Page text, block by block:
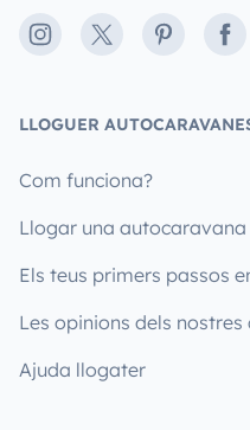
Instagram
X Pinterest
LLOGUER
Com funciona?
Llogar una autocaravana
Els teus primers passos
Les opinions dels nostres
Ajuda llogater